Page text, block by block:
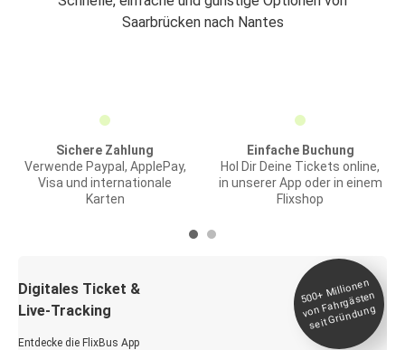
Saarbrücken nach Nantes
Sichere Zahlung
Verwende Paypal, ApplePay,
Visa und internationale
Karten
Einfache Buchung
Hol Dir Deine Tickets online,
in unserer App oder in einem
Flixshop
Digitales Ticket &
Live-Tracking
Entdecke die FlixBus App
500+
Millionen
von Fahrgästen
seit
Gründung